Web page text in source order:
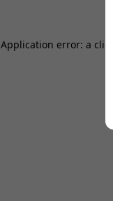
Application error: a client